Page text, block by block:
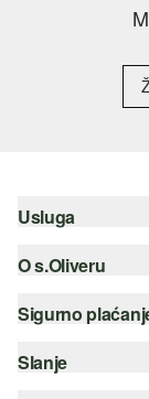
Usluga
Pomoć i česta pitanja
Savjetovanje o
Odjeća
O s.Oliveru
Newsletter
s.Oliver Group
Sigurno
Kreditna kartica
Slanje